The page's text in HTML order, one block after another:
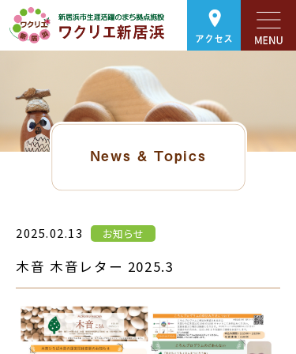
アクセス
News & Topics
2025.02.13 お知らせ
木音 木音レター 2025.3